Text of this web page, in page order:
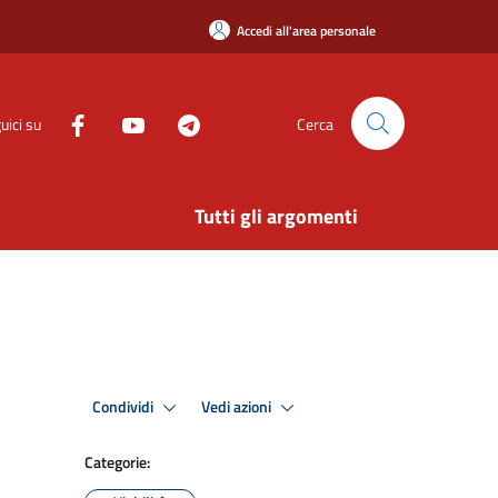
Accedi all'area personale
su Cerca
Tutti gli argomenti
Condividi Vedi azioni
Categorie: